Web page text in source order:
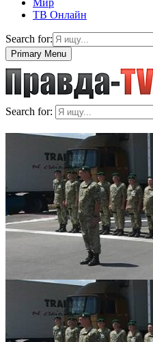
Мир
ТВ Онлайн
Search for:
Primary Menu
Search for: